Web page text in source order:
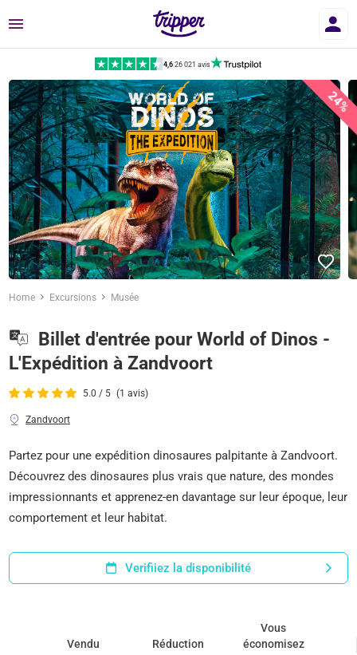
Menu
4,6|26 021 avis
24%
Home Excursions Musée
Billet d'entrée pour World of Dinos -
L'Expédition à Zandvoort
5.0 / 5 (1 avis)
Zandvoort
Partez pour une expédition dinosaures palpitante à Zandvoort.
Découvrez des dinosaures plus vrais que nature, des mondes
impressionnants et apprenez-en davantage sur leur époque, leur
comportement et leur habitat.
Verifiiez la disponibilité
Vendu Réduction
Vous
économisez